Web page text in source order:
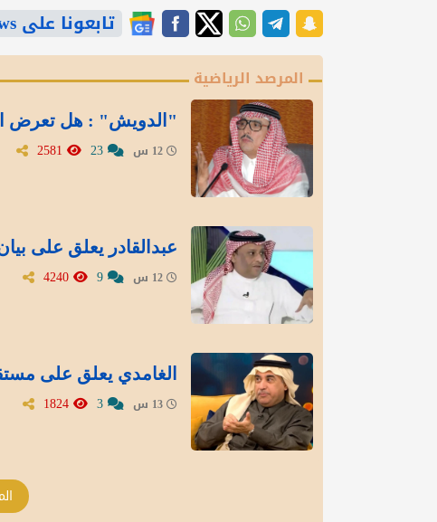
تابعونا على Google News
المرصد الرياضية
"الدويش" : هل تعرض
عبدالقادر يعلق على
الغامدي يعلق على